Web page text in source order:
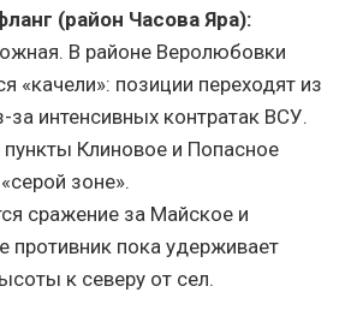
(район Часова Яра):
В районе Веролюбовки
«качели»: позиции переходят из
за интенсивных контратак ВСУ.
Клиновое и Попасное
зоне».
сражение за Майское и
противник пока удерживает
к северу от сел.